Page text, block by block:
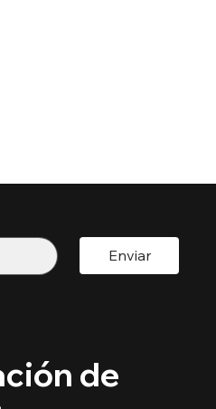
Enviar
de